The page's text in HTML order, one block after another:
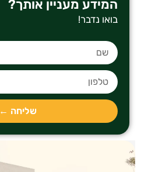
המידע מעניין אותך?
בואו נדבר!
שליחה ←